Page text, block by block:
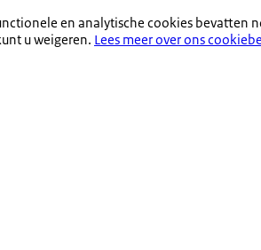
en analytische cookies bevatten
u weigeren. Lees meer over ons